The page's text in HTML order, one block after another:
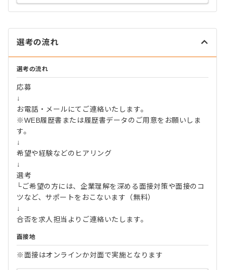
選考の流れ
選考の流れ
応募
↓
お電話・メールにてご連絡いたします。
※WEB履歴書または履歴書データのご用意をお願いしま
す。
↓
希望や経験などのヒアリング
↓
選考
└ご希望の方には、企業理解を深める面接対策や面接のコ
ツなど、サポートをおこないます（無料）
↓
合否を求人担当よりご連絡いたします。
面接地
※面接はオンラインか対面で実施となります